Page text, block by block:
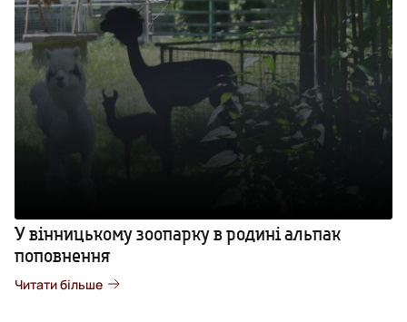
У вінницькому зоопарку в родині альпак
поповнення
Читати більше